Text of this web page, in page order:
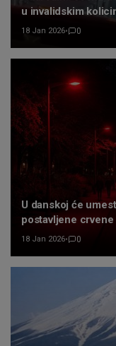
u invalidskim
18 Jan 2026• 0
U danskoj će
postavljene
18 Jan 2026• 0